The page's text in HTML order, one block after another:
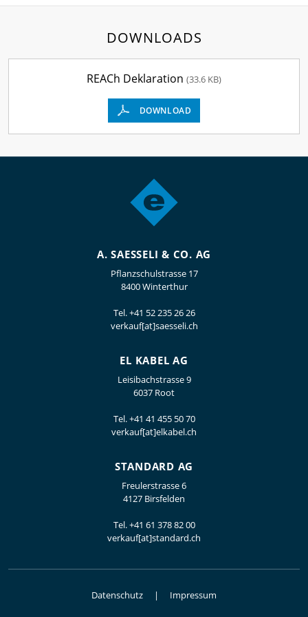
DOWNLOADS
REACh Deklaration (33.6 KB)
DOWNLOAD
A. SAESSELI & CO. AG
Pflanzschulstrasse 17
8400 Winterthur
Tel.+41 52 235 26 26
verkauf[at]saesseli.ch
EL KABEL AG
Leisibachstrasse 9
6037 Root
Tel.+41 41 455 50 70
verkauf[at]elkabel.ch
STANDARD AG
Freulerstrasse 6
4127 Birsfelden
Tel.+41 61 378 82 00
verkauf[at]standard.ch
Datenschutz Impressum